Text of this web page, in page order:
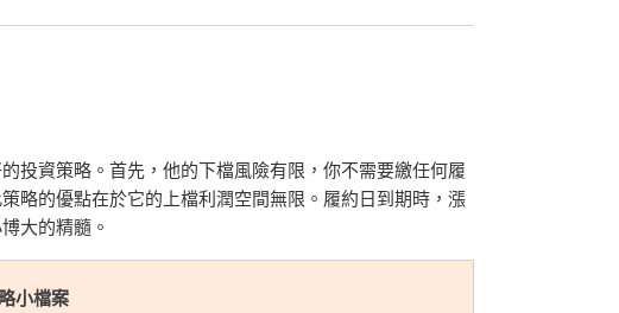
投資策略。首先，他的下檔風險有限，你不需要繳任何履
略的優點在於它的上檔利潤空間無限。履約日到期時，漲
大的精髓。
小檔案